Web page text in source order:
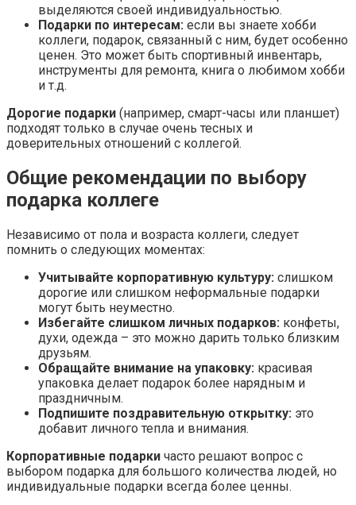
выделяются своей индивидуальностью.
Подарки по интересам: если вы знаете хобби
коллеги, подарок, связанный с ним, будет особенно
ценен. Это может быть спортивный инвентарь,
инструменты для ремонта, книга о любимом хобби
и т.д.
Дорогие подарки (например, смарт-часы или планшет)
подходят только в случае очень тесных и
доверительных отношений с коллегой.
Общие рекомендации по выбору
подарка коллеге
Независимо от пола и возраста коллеги, следует
помнить о следующих моментах:
Учитывайте корпоративную культуру: слишком
дорогие или слишком неформальные подарки
могут быть неуместно.
Избегайте слишком личных подарков: конфеты,
духи, одежда – это можно дарить только близким
друзьям.
Обращайте внимание на упаковку: красивая
упаковка делает подарок более нарядным и
праздничным.
Подпишите поздравительную открытку: это
добавит личного тепла и внимания.
Корпоративные подарки часто решают вопрос с
выбором подарка для большого количества людей, но
индивидуальные подарки всегда более ценны.